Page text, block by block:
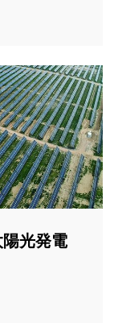
光発電